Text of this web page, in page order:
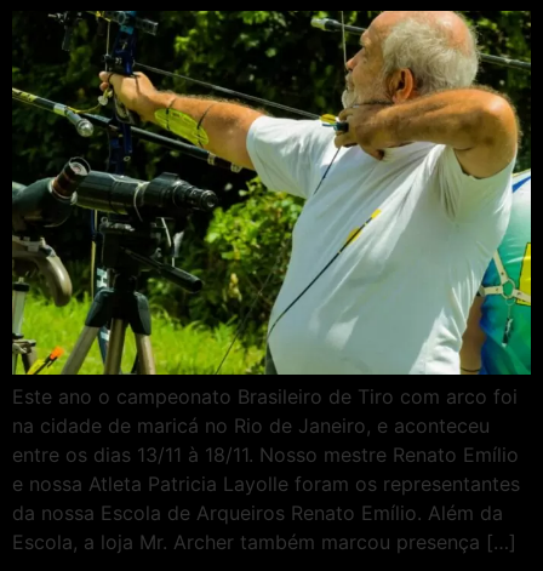
Este ano o campeonato Brasileiro de Tiro com arco foi
na cidade de maricá no Rio de Janeiro, e aconteceu
entre os dias 13/11 à 18/11. Nosso mestre Renato Emílio
e nossa Atleta Patricia Layolle foram os representantes
da nossa Escola de Arqueiros Renato Emílio. Além da
Escola, a loja Mr. Archer também marcou presença […]